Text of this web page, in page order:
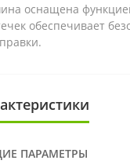
оснащена функцией
обеспечивает
ПАРАМЕТРЫ